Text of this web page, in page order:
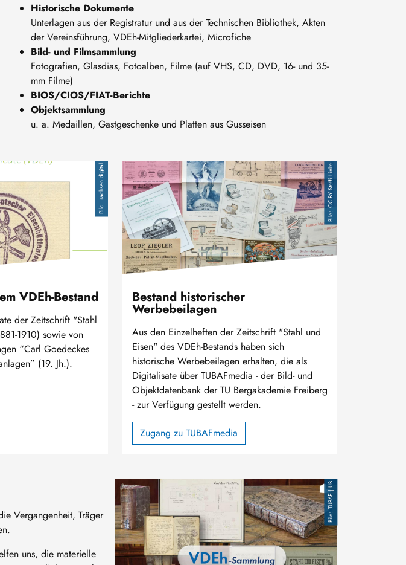
Historische Dokumente
Unterlagen aus der Registratur und aus der Technischen Bibliothek, Akten
der Vereinsführung, VDEh-Mitgliederkartei, Microfiche
Bild- und Filmsammlung
Fotografien, Glasdias, Fotoalben, Filme (auf VHS, CD, DVD, 16- und 35-
mm Filme)
BIOS/CIOS/FIAT-Berichte
Objektsammlung
u. a. Medaillen, Gastgeschenke und Platten aus Gusseisen
sachsen.digital
VDEh-Bestand
der Zeitschrift "Stahl
1910) sowie von
“Carl Goedeckes
(19. Jh.).
Bild CC-BY Steffi Linke
Bestand historischer
Werbebeilagen
Aus den Einzelheften der Zeitschrift "Stahl und
Eisen" des VDEh-Bestands haben sich
historische Werbebeilagen erhalten, die als
Digitalisate über TUBAFmedia - der Bild- und
Objektdatenbank der TU Bergakademie Freiberg
- zur Verfügung gestellt werden.
Zugang zu TUBAFmedia
Bild TUBAF | UB
Vergangenheit, Träger
uns, die materielle